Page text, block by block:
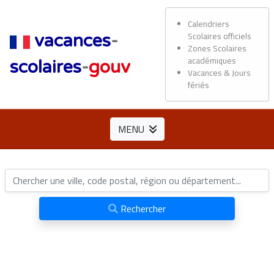
vacances-
scolaires-gouv
Calendriers
Scolaires officiels
Zones Scolaires
académiques
Vacances & Jours
fériés
MENU
Rechercher